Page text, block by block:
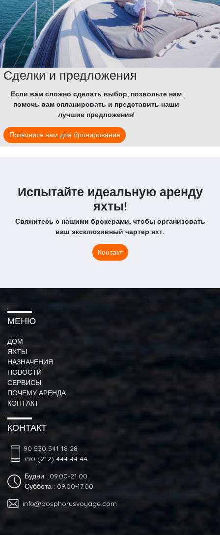
Сделки и предложения
Если вам сложно сделать выбор, позвольте нам
помочь вам спланировать и представить наши
лучшие предложения!
Позвоните нам для бронирования
Испытайте идеальную аренду
яхты!
Свяжитесь с нашими брокерами, чтобы организовать
ваш эксклюзивный чартер яхт.
Контакт
МЕНЮ
ДОМ
ЯХТЫ
НАЗНАЧЕНИЯ
НОВОСТИ
СЕРВИСЫ
ПОЧЕМУ АРЕНДА
КОНТАКТ
КОНТАКТ
90 530 541 18 28
+90 (212) 444 44 44
Будни : 09.00-21.00
Суббота : 09.00-17.00
info@bosphorusvoyage.com